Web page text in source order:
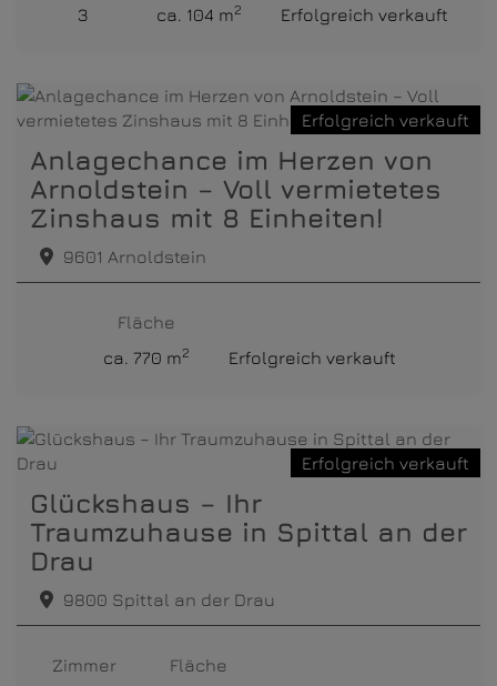
3
ca. 104 m2 Erfolgreich verkauft
Erfolgreich verkauft
Anlagechance im Herzen von
Arnoldstein – Voll vermietetes
Zinshaus mit 8 Einheiten!
9601 Arnoldstein
Fläche
ca. 770 m2 Erfolgreich verkauft
Erfolgreich verkauft
Glückshaus – Ihr
Traumzuhause in Spittal an der
Drau
9800 Spittal an der Drau
Zimmer
Fläche